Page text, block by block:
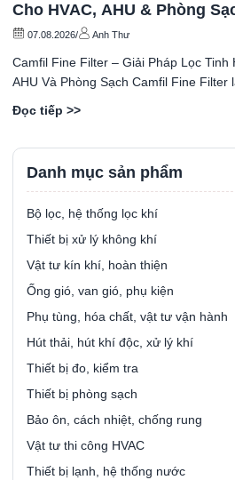
Cho HVAC, AHU & Phòng
07.08.2026/ Anh Thư
Camfil Fine Filter – Giải Pháp Lọc Tinh
AHU Và Phòng Sạch Camfil Fine
Đọc tiếp >>
Danh mục sản phẩm
Bộ lọc, hệ thống lọc khí
Thiết bị xử lý không khí
Vật tư kín khí, hoàn thiện
Ống gió, van gió, phụ kiện
Phụ tùng, hóa chất, vật tư vận hành
Hút thải, hút khí độc, xử lý khí
Thiết bị đo, kiểm tra
Thiết bị phòng sạch
Bảo ôn, cách nhiệt, chống rung
Vật tư thi công HVAC
Thiết bị lạnh, hệ thống nước